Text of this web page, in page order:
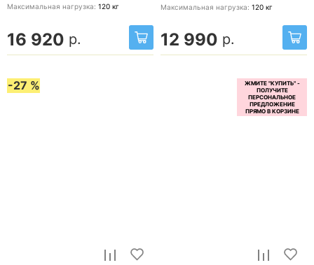
Максимальная нагрузка: 120 кг
16 920 р.
Максимальная нагрузка: 120 кг
12 990 р.
-27 %